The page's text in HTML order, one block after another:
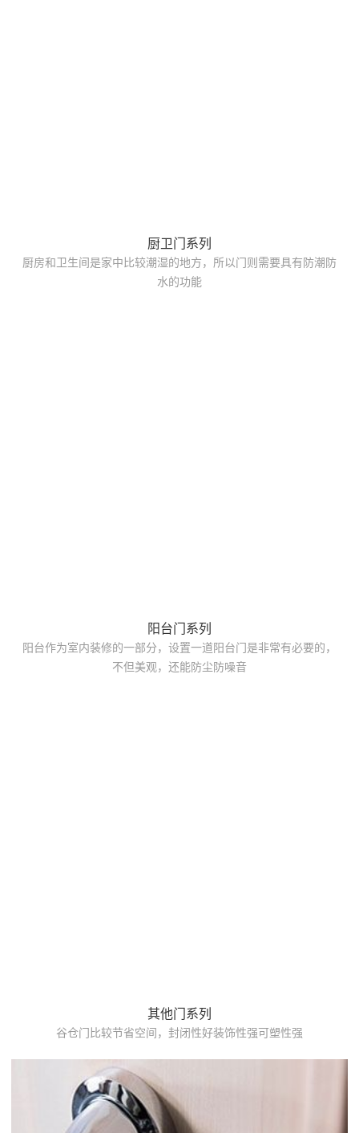
厨卫门系列
厨房和卫生间是家中比较潮湿的地方，所以门则需要具有防潮防
水的功能
阳台门系列
阳台作为室内装修的一部分，设置一道阳台门是非常有必要的，
不但美观，还能防尘防噪音
其他门系列
谷仓门比较节省空间，封闭性好装饰性强可塑性强